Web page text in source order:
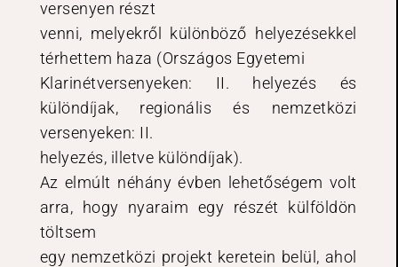
versenyen részt
venni, melyekről különböző helyezésekkel
térhettem haza (Országos Egyetemi
Klarinétversenyeken: II. helyezés és
különdíjak, regionális és nemzetközi
versenyeken: II.
helyezés, illetve különdíjak).
Az elmúlt néhány évben lehetőségem volt
arra, hogy nyaraim egy részét külföldön
töltsem
egy nemzetközi projekt keretein belül, ahol